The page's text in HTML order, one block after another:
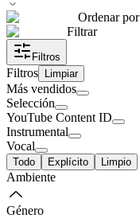
Ordenar por
Filtrar
Filtros
Filtros Limpiar
Más vendidos
Selección
YouTube Content ID
Instrumental
Vocal
Todo Explícito Limpio
Ambiente
Género